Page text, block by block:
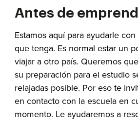
Antes de
Estamos aquí para ayudarle
que tenga. Es normal estar un
viajar a otro país. Queremos
su preparación para el estudio
relajadas posible. Por eso te
en contacto con la escuela en
momento. Le ayudaremos a